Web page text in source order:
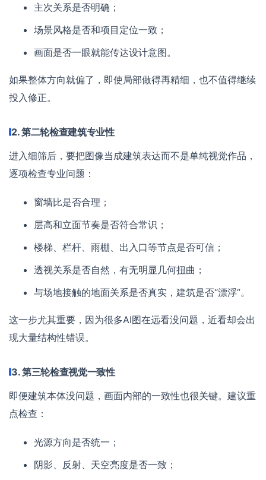
主次关系是否明确；
场景风格是否和项目定位一致；
画面是否一眼就能传达设计意图。
如果整体方向就偏了，即使局部做得再精细，也不值得继续
投入修正。
2. 第二轮检查建筑专业性
进入细筛后，要把图像当成建筑表达而不是单纯视觉作品，
逐项检查专业问题：
窗墙比是否合理；
层高和立面节奏是否符合常识；
楼梯、栏杆、雨棚、出入口等节点是否可信；
透视关系是否自然，有无明显几何扭曲；
与场地接触的地面关系是否真实，建筑是否“漂浮”。
这一步尤其重要，因为很多AI图在远看没问题，近看却会出
现大量结构性错误。
3. 第三轮检查视觉一致性
即便建筑本体没问题，画面内部的一致性也很关键。建议重
点检查：
光源方向是否统一；
阴影、反射、天空亮度是否一致；